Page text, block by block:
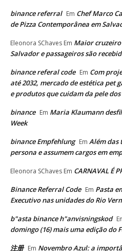
binance referral Em Chef Marco
de Pizza Contemporânea em
Eleonora SChaves Em Maior
Salvador e passageiros são
binance referal code Em Com
até 2032, mercado de estética pet
e produtos que cuidam da pele
binance Em Maria Klaumann
Week
binance Empfehlung Em Além das
persona e assumem cargos em
Eleonora SChaves Em CARNAVAL É
Binance Referral Code Em Pasta
Executivo nas unidades do Rio
b"asta binance h"anvisningskod
domingo (16) mais uma edição do
注册 Em Novembro Azul: a